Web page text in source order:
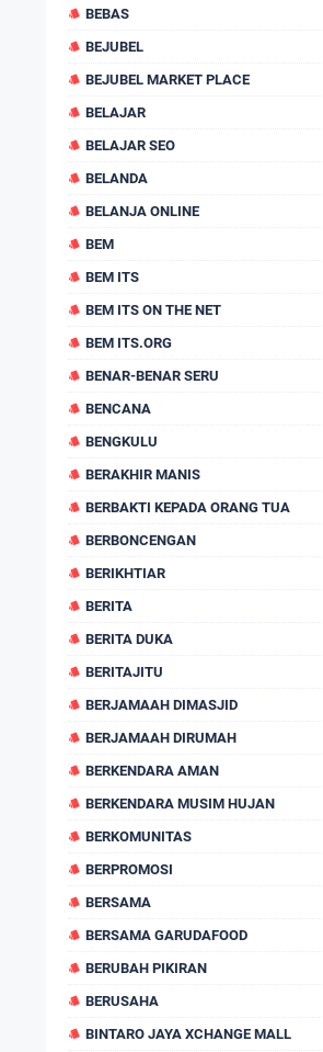
BEBAS
BEJUBEL
BEJUBEL MARKET PLACE
BELAJAR
BELAJAR SEO
BELANDA
BELANJA ONLINE
BEM
BEM ITS
BEM ITS ON THE NET
BEM ITS.ORG
BENAR-BENAR SERU
BENCANA
BENGKULU
BERAKHIR MANIS
BERBAKTI KEPADA ORANG TUA
BERBONCENGAN
BERIKHTIAR
BERITA
BERITA DUKA
BERITAJITU
BERJAMAAH DIMASJID
BERJAMAAH DIRUMAH
BERKENDARA AMAN
BERKENDARA MUSIM HUJAN
BERKOMUNITAS
BERPROMOSI
BERSAMA
BERSAMA GARUDAFOOD
BERUBAH PIKIRAN
BERUSAHA
BINTARO JAYA XCHANGE MALL